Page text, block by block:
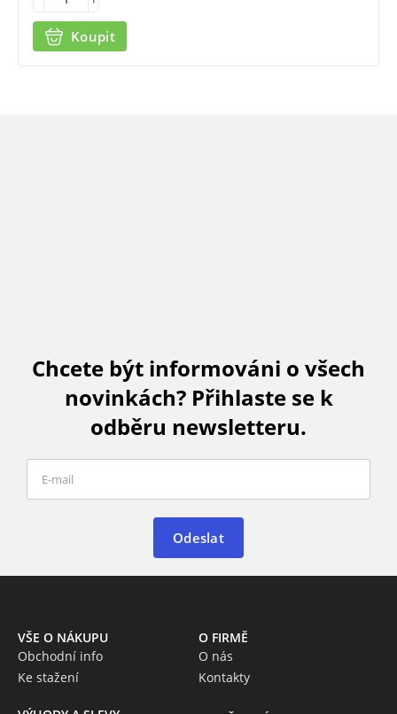
Koupit
Chcete být informováni o všech
novinkách? Přihlaste se k
odběru newsletteru.
Odeslat
VŠE O NÁKUPU
Obchodní info
Ke stažení
O FIRMĚ
O nás
Kontakty